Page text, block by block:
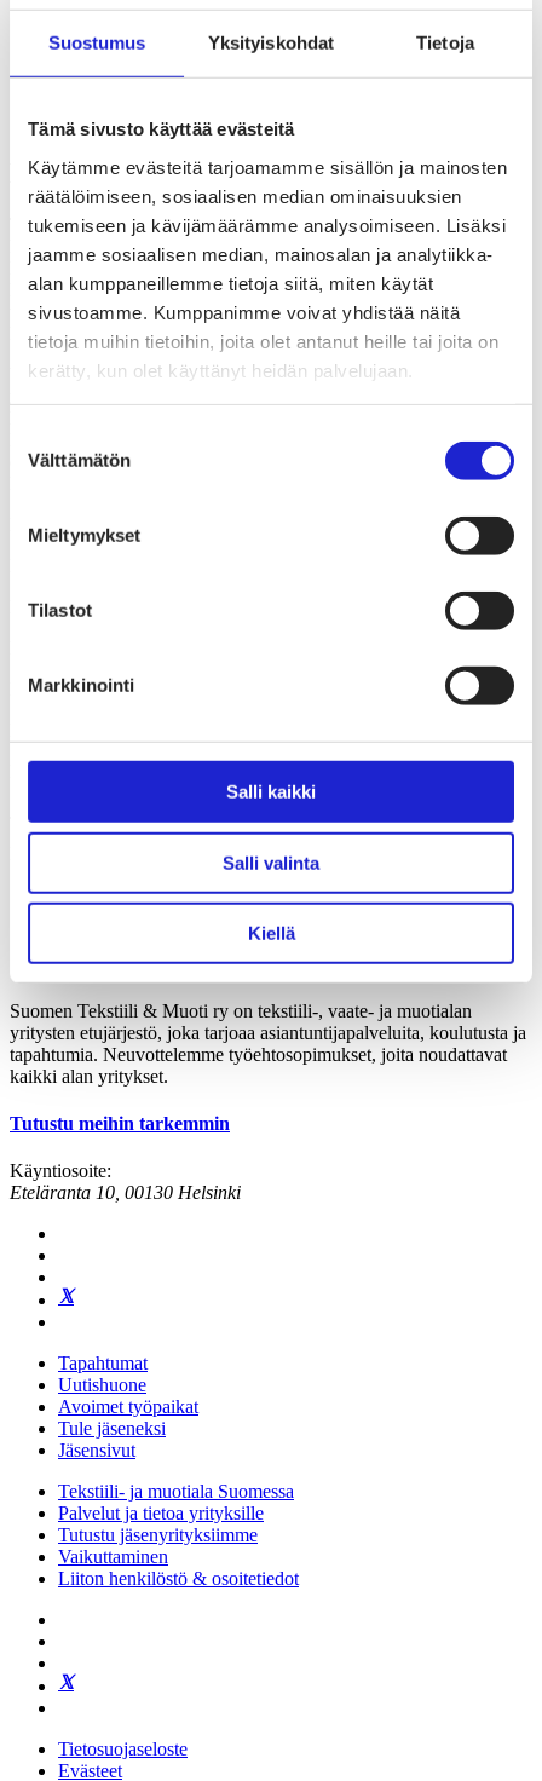
Suostumus Yksityiskohdat Tietoja
Tämä sivusto käyttää evästeitä
Käytämme evästeitä tarjoamamme sisällön ja mainosten
räätälöimiseen, sosiaalisen median ominaisuuksien
tukemiseen ja kävijämäärämme analysoimiseen. Lisäksi
jaamme sosiaalisen median, mainosalan ja analytiikka-
alan kumppaneillemme tietoja siitä, miten käytät
sivustoamme. Kumppanimme voivat yhdistää näitä
tietoja muihin tietoihin, joita olet antanut heille tai joita on
kerätty, kun olet käyttänyt heidän palvelujaan.
valinta
Välttämätön
Mieltymykset
Tilastot
Markkinointi
Salli kaikki
Salli valinta
Kiellä
Kasvikuidut
Eläinkuidut
Muuntokuidut
Synteettiset tekokuidut
Suomalaiset kuituinnovaatiot
Kaikki kuidut
Tekstiilikuidut ovat taipuisia, ohuita ja pitkänomaisia yksittäisiä
kuituja, joista voidaan valmistaa kaksi- tai kolmiulotteisia rakenteita.
Niiden tulee olla riittävän lujia ja muuttumattomia valituissa
käyttökohteissa. Vaatemateriaalien tulee kestää hankausta ja
taivutusta sekä säännöllistä pesua, kun taas teknisissä tekstiileissä
kuidun tärkein ominaisuus on usein lujuus.
Vuonna 2024 globaali kuitujen tuotanto oli yhteensä noin 127,5
Luonnonkuitujen tuotanto ei ole merkittävästi kasvanut, vaan kasvu
on tullut lähes yksinomaan tekokuitujen tuotannon nopeasta
Bio2™Textile
Biocelsol
Puuvilla
Pellava
Artikkelien
2 … 7
Suomen Tekstiili & Muoti ry
Suomen Tekstiili & Muoti ry on tekstiili-, vaate- ja muotialan
yritysten etujärjestö, joka tarjoaa asiantuntijapalveluita, koulutusta ja
tapahtumia. Neuvottelemme työehtosopimukset, joita noudattavat
kaikki alan yritykset.
Tutustu meihin tarkemmin
Käyntiosoite:
Eteläranta 10, 00130 Helsinki
Tapahtumat
Uutishuone
Avoimet työpaikat
Tule jäseneksi
Jäsensivut
Tekstiili- ja muotiala Suomessa
Palvelut ja tietoa yrityksille
Tutustu jäsenyrityksiimme
Vaikuttaminen
Liiton henkilöstö & osoitetiedot
Tietosuojaseloste
Evästeet